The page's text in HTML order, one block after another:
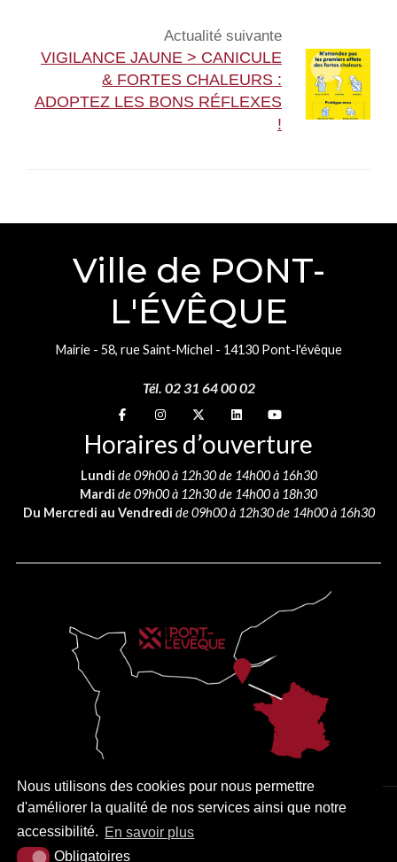
Nous utilisons des cookies pour nous permettre
d'améliorer la qualité de nos services ainsi que notre
accessibilité. En savoir plus
Obligatoires
Actualité suivante
VIGILANCE JAUNE > CANICULE
& FORTES CHALEURS :
ADOPTEZ LES BONS RÉFLEXES
!
Ville de PONT-
L'ÉVÊQUE
Mairie - 58, rue Saint-Michel - 14130 Pont-l'évêque
Tél. 02 31 64 00 02
Suivez-nous sur
Suivez-nous sur
Suivez-nous sur
Suivez-nous sur
Suivez-nous sur
Horaires d’ouverture
Lundi de 09h00 à 12h30 de 14h00 à 16h30
Mardi de 09h00 à 12h30 de 14h00 à 18h30
Du Mercredi au Vendredi de 09h00 à 12h30 de 14h00 à 16h30
PLAN DU SITE MENTIONS LÉGALES ACCESSIBILITÉ